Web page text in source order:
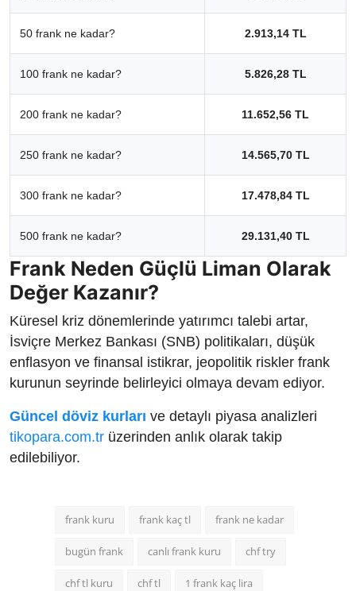
50 frank ne kadar? 2.913,14 TL
100 frank ne kadar? 5.826,28 TL
200 frank ne kadar? 11.652,56 TL
250 frank ne kadar? 14.565,70 TL
300 frank ne kadar? 17.478,84 TL
500 frank ne kadar? 29.131,40 TL
Frank Neden Güçlü Liman Olarak
Değer Kazanır?
Küresel kriz dönemlerinde yatırımcı talebi artar,
İsviçre Merkez Bankası (SNB) politikaları, düşük
enflasyon ve finansal istikrar, jeopolitik riskler frank
kurunun seyrinde belirleyici olmaya devam ediyor.
Güncel döviz kurları ve detaylı piyasa analizleri
tikopara.com.tr üzerinden anlık olarak takip
edilebiliyor.
frank kuru frank kaç tl frank ne kadar
bugün frank canlı frank kuru chf try
chf tl kuru chf tl 1 frank kaç lira